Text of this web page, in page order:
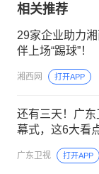
相关推荐
29家企业助力
伴上场“踢球”！
湘西网 打开APP
还有三天！广
幕式，这6大看
广东卫视 打开APP